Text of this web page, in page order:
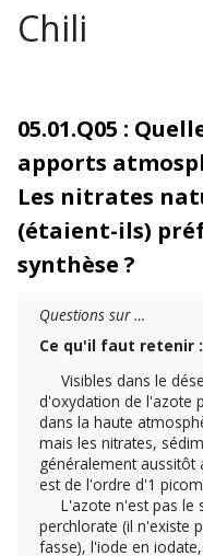
Publications
Contact et venue
Prix et médailles
Fonds documentaire
Contact et venue
Vous êtes ici
Chili
05.01.Q05 :
apports
Les nitrates
(étaient-ils)
synthèse ?
Questions sur …
Ce qu'il faut retenir :
Visibles dans le
d'oxydation de l'azote
dans la haute
mais les nitrates,
généralement
est de l'ordre d'1
L'azote n'est pas le
perchlorate (il n'existe
fasse), l'iode en